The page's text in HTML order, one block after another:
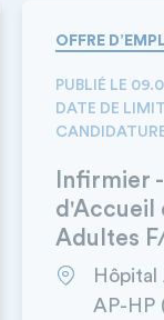
OFFRE
PUBLIÉ LE
DATE DE
Infirmier
d'Accueil
Adultes
AP-HP